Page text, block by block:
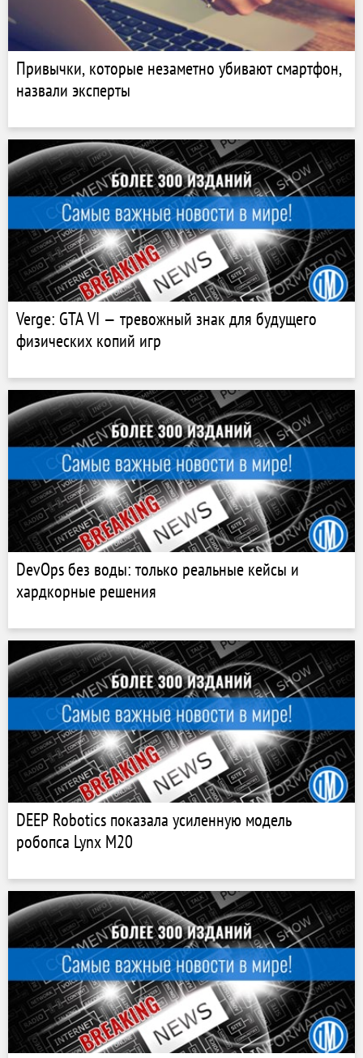
Привычки, которые незаметно убивают смартфон,
назвали эксперты
Verge: GTA VI — тревожный знак для будущего
физических копий игр
DevOps без воды: только реальные кейсы и
хардкорные решения
DEEP Robotics показала усиленную модель
робопса Lynx M20